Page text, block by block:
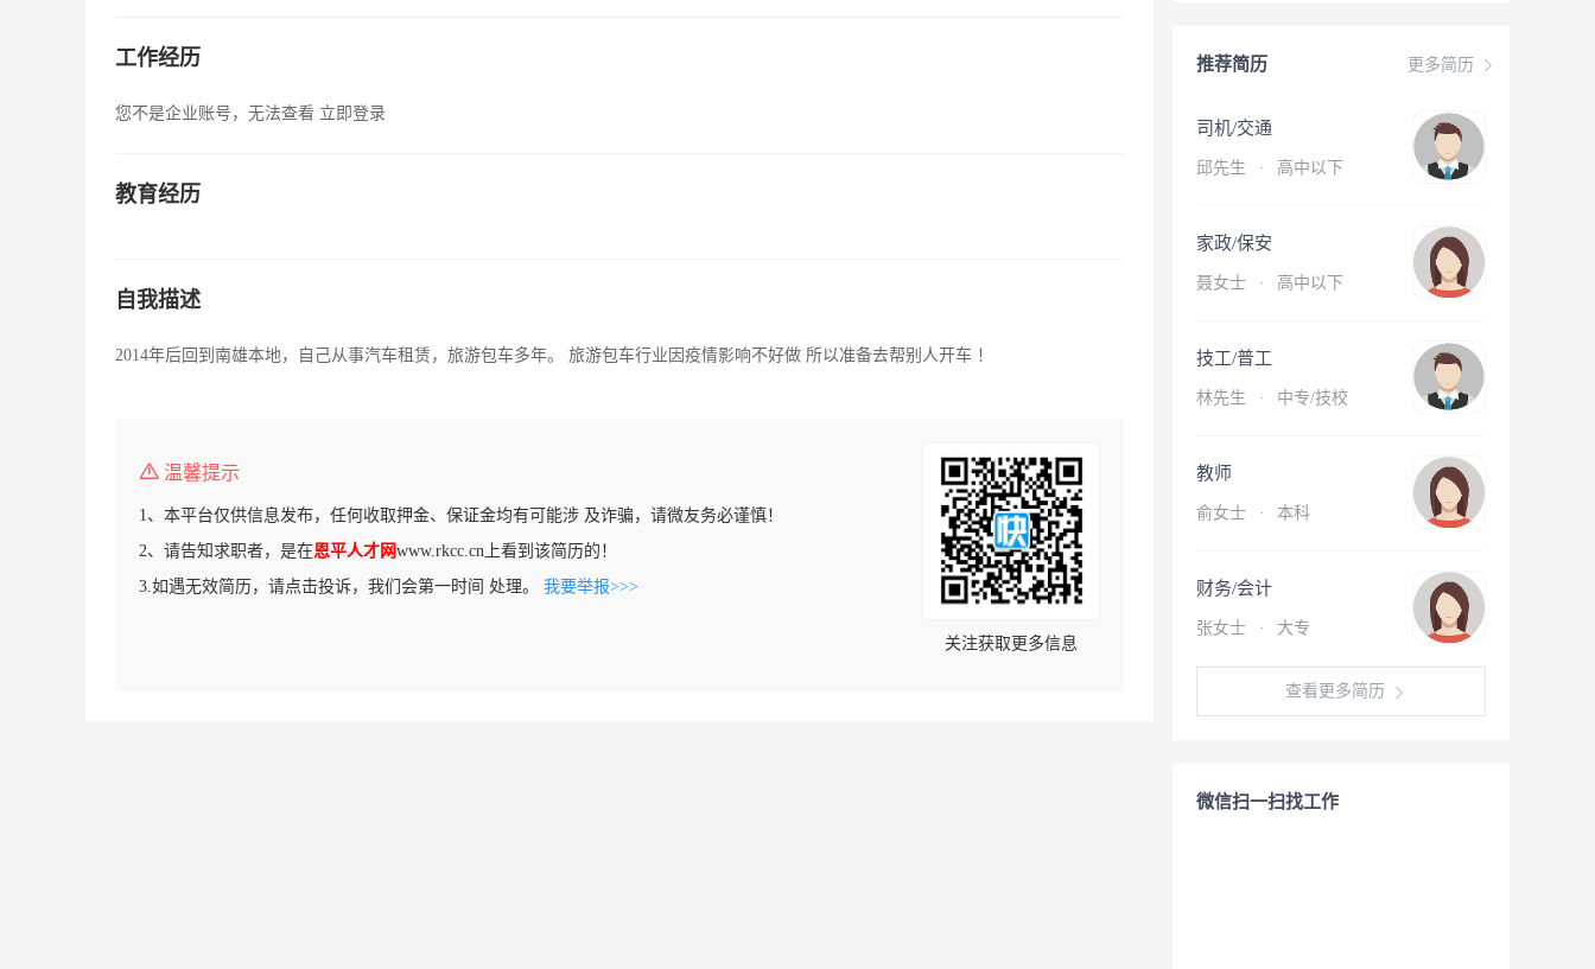
工作经历
您不是企业账号，无法查看 立即登录
教育经历
自我描述
2014年后回到南雄本地，自己从事汽车租赁，旅游包车多年。 旅游包车行业因疫情影响不好做 所以准备去帮别人开车 ！
温馨提示
1、本平台仅供信息发布，任何收取押金、保证金均有可能涉 及诈骗，请微友务必谨慎！
2、请告知求职者，是在恩平人才网www.rkcc.cn上看到该简历的！
3.如遇无效简历，请点击投诉，我们会第一时间 处理。 我要举报>>>
关注获取更多信息
更多简历
推荐简历
司机/交通
邱先生 · 高中以下
家政/保安
聂女士 · 高中以下
技工/普工
林先生 · 中专/技校
教师
俞女士 · 本科
财务/会计
张女士 · 大专
查看更多简历
微信扫一扫找工作